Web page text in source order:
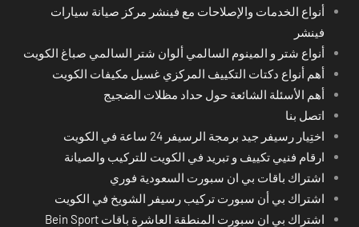
أنواع الخدمات والإصلاحات مع فينشر مركز صيانة سيارات
فينشر
أنواع شتر و المينوم السالمي ألوان شتر السالمي صباغ الكويت
أهم أنواع دكتات التكييف المركزي غسيل مكيفات الكويت
أهم الأسئلة الشائعة حول حداد مظلات الضجيج
اتصل بنا
اختِيار رسيفر جيد برمجة الرسيفر 24 ساعة في الكويت
ارقام فنيي تكييف و تبريد في الكويت للتركيب والصيانة
اشتراك باقات بي ان سبورت السعودية فوري
اشتراك بي أن سبورت تركيب رسيفر الشويخ في الكويت
اشتراك بي ان سبورت المنطقة العاشرة باقات Bein Sport